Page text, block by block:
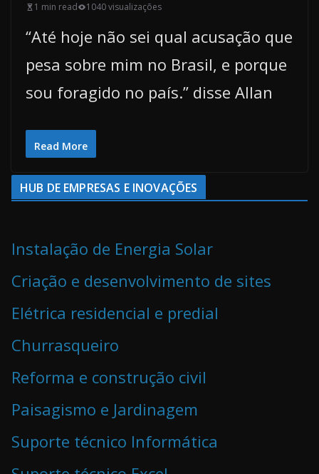
1 min read
1040 visualizações
“Até hoje não sei qual acusação que
pesa sobre mim no Brasil, e porque
sou foragido no país.” disse Allan
Read More
HUB DE EMPRESAS E INOVAÇÕES
Instalação de Energia Solar
Criação e desenvolvimento de sites
Elétrica residencial e predial
Churrasqueiro
Reforma e construção civil
Paisagismo e Jardinagem
Suporte técnico Informática